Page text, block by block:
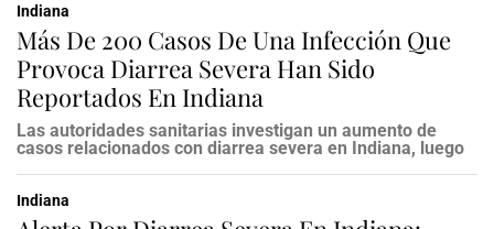
Indiana
Más De 200 Casos De Una Infección Que
Provoca Diarrea Severa Han Sido
Reportados En Indiana
Las autoridades sanitarias investigan un aumento de
casos relacionados con diarrea severa en Indiana, luego
Indiana